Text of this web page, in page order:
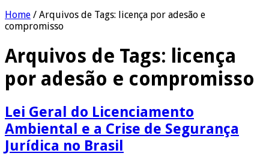
Home / Arquivos de Tags: licença por adesão e
compromisso
Arquivos de Tags: licença
por adesão e compromisso
Lei Geral do Licenciamento
Ambiental e a Crise de Segurança
Jurídica no Brasil